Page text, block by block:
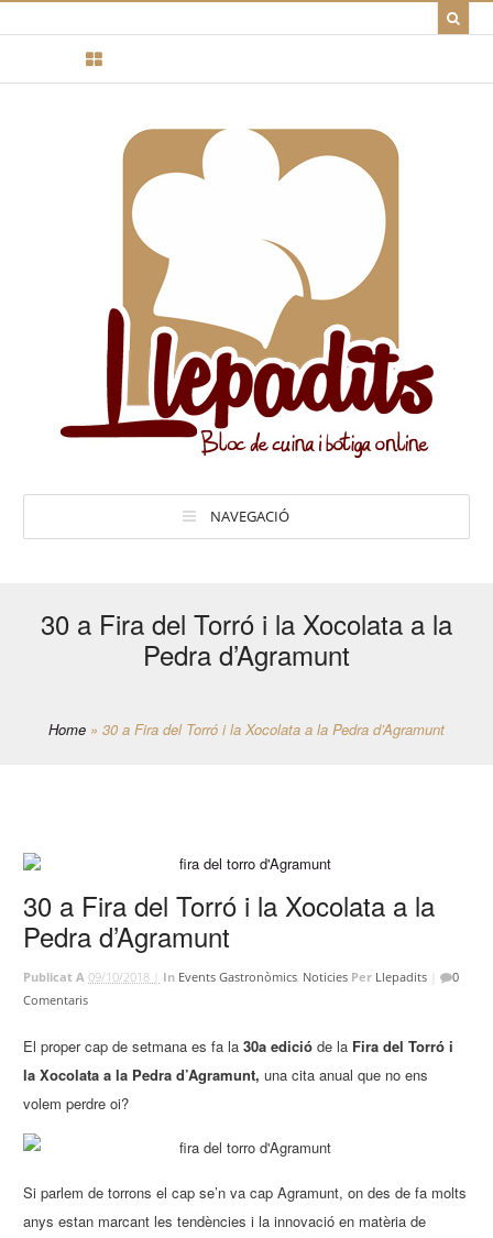
NAVEGACIÓ
30 a Fira del Torró i la Xocolata a la
Pedra d’Agramunt
Home » 30 a Fira del Torró i la Xocolata a la Pedra d’Agramunt
30 a Fira del Torró i la Xocolata a la
Pedra d’Agramunt
Publicat A09/10/2018 | In Events Gastronòmics Noticies Per Llepadits
0
Comentaris
El proper cap de setmana es fa la30a edició de la Fira del Torró i
la Xocolata a la Pedra d’Agramunt, una cita anual que no ens
volem perdre oi?
Si parlem de torrons el cap se’n va cap Agramunt, on des de fa molts
anys estan marcant les tendències i la innovació en matèria de